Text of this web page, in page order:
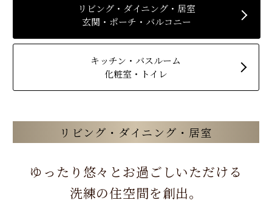
リビング・ダイニング・居室
玄関・ポーチ・バルコニー
キッチン・バスルーム
化粧室・トイレ
リビング・ダイニング・居室
ゆったり悠々とお過ごしいただける
洗練の住空間を創出。